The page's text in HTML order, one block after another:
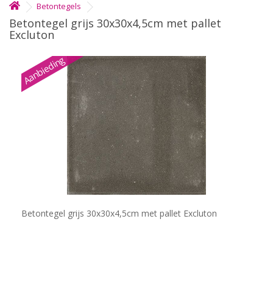
Betontegels
Betontegel grijs 30x30x4,5cm met pallet
Excluton
Aanbieding
Betontegel grijs 30x30x4,5cm met pallet Excluton